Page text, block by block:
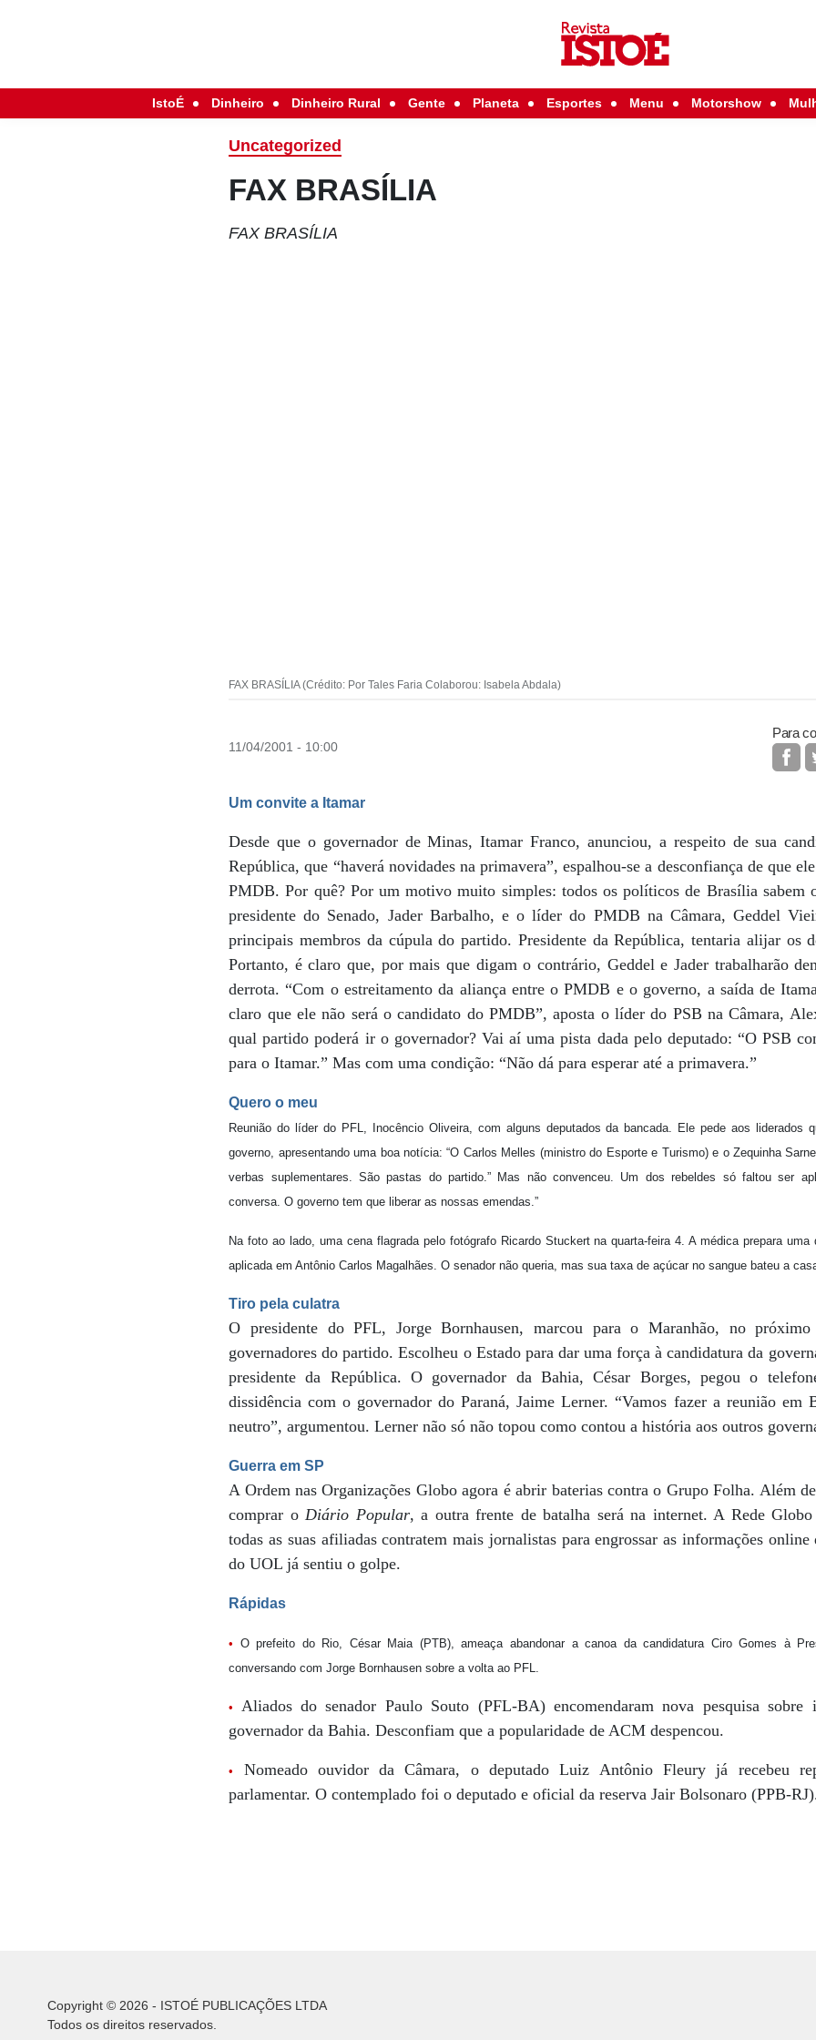
IstoÉ Dinheiro Dinheiro Rural Gente Planeta Esportes Menu Motorshow
Uncategorized
FAX BRASÍLIA
FAX BRASÍLIA
FAX BRASÍLIA (Crédito: Por Tales Faria Colaborou: Isabela Abdala)
11/04/2001 - 10:00
Para
Um convite a Itamar
Desde que o governador de Minas, Itamar Franco, anunciou, a respeito de sua
República, que “haverá novidades na primavera”, espalhou-se a desconfiança de que
PMDB. Por quê? Por um motivo muito simples: todos os políticos de Brasília sabem
presidente do Senado, Jader Barbalho, e o líder do PMDB na Câmara, Geddel
principais membros da cúpula do partido. Presidente da República, tentaria alijar os
Portanto, é claro que, por mais que digam o contrário, Geddel e Jader trabalharão
derrota. “Com o estreitamento da aliança entre o PMDB e o governo, a saída de
claro que ele não será o candidato do PMDB”, aposta o líder do PSB na Câmara,
qual partido poderá ir o governador? Vai aí uma pista dada pelo deputado: “O PSB
para o Itamar.” Mas com uma condição: “Não dá para esperar até a primavera.”
Quero o meu
Reunião do líder do PFL, Inocêncio Oliveira, com alguns deputados da bancada. Ele pede aos liderados
governo, apresentando uma boa notícia: “O Carlos Melles (ministro do Esporte e Turismo) e o Zequinha
verbas suplementares. São pastas do partido.” Mas não convenceu. Um dos rebeldes só faltou ser
conversa. O governo tem que liberar as nossas emendas.”
Na foto ao lado, uma cena flagrada pelo fotógrafo Ricardo Stuckert na quarta-feira 4. A médica prepara
aplicada em Antônio Carlos Magalhães. O senador não queria, mas sua taxa de açúcar no sangue bateu a
Tiro pela culatra
O presidente do PFL, Jorge Bornhausen, marcou para o Maranhão, no
governadores do partido. Escolheu o Estado para dar uma força à candidatura da
presidente da República. O governador da Bahia, César Borges, pegou o
dissidência com o governador do Paraná, Jaime Lerner. “Vamos fazer a reunião em
neutro”, argumentou. Lerner não só não topou como contou a história aos outros
Guerra em SP
A Ordem nas Organizações Globo agora é abrir baterias contra o Grupo Folha. Além
comprar oDiário Popular, a outra frente de batalha será na internet. A Rede Globo
todas as suas afiliadas contratem mais jornalistas para engrossar as informações
do UOL já sentiu o golpe.
Rápidas
• O prefeito do Rio, César Maia (PTB), ameaça abandonar a canoa da candidatura Ciro Gomes à
conversando com Jorge Bornhausen sobre a volta ao PFL.
• Aliados do senador Paulo Souto (PFL-BA) encomendaram nova pesquisa sobre
governador da Bahia. Desconfiam que a popularidade de ACM despencou.
•
Nomeado ouvidor da Câmara, o deputado Luiz Antônio Fleury já recebeu
parlamentar. O contemplado foi o deputado e oficial da reserva Jair Bolsonaro (PPB-
Copyright © 2026 - ISTOÉ PUBLICAÇÕES LTDA
Todos os direitos reservados.